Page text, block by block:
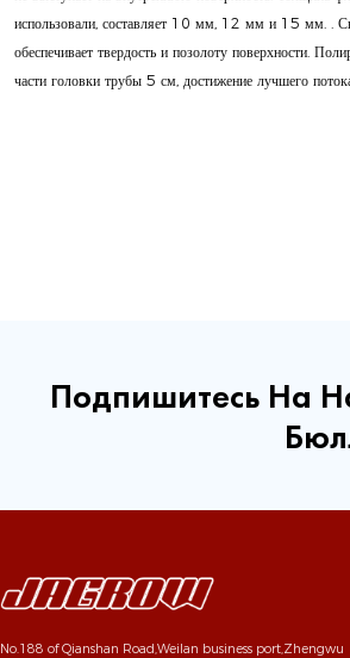
использовали, составляет 10 мм, 12 мм и 15 мм. .
обеспечивает твердость и позолоту поверхности.
части головки трубы 5 см, достижение лучшего
Подпишитесь На
No.188 of Qianshan Road,Weilan business port,Zhengwu